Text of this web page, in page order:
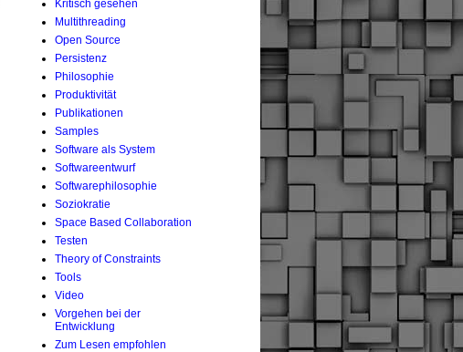
Kritisch gesehen
Multithreading
Open Source
Persistenz
Philosophie
Produktivität
Publikationen
Samples
Software als System
Softwareentwurf
Softwarephilosophie
Soziokratie
Space Based Collaboration
Testen
Theory of Constraints
Tools
Video
Vorgehen bei der
Entwicklung
Zum Lesen empfohlen